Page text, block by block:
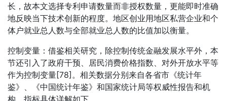
长，故本文选择专利申请数量而非授权数量，更能即时准确
地反映当下技术创新的程度。地区创业用地区私营企业和个
体户就业总人数与全部就业总人数的比值加以衡量。
控制变量：借鉴相关研究，除控制传统金融发展水平外，本
节还引入了政府干预、居民消费价格指数、对外开放水平等
作为控制变量[78]。相关数据分别来自各省市《统计年
鉴》、《中国统计年鉴》和国家统计局等权威性报告和机